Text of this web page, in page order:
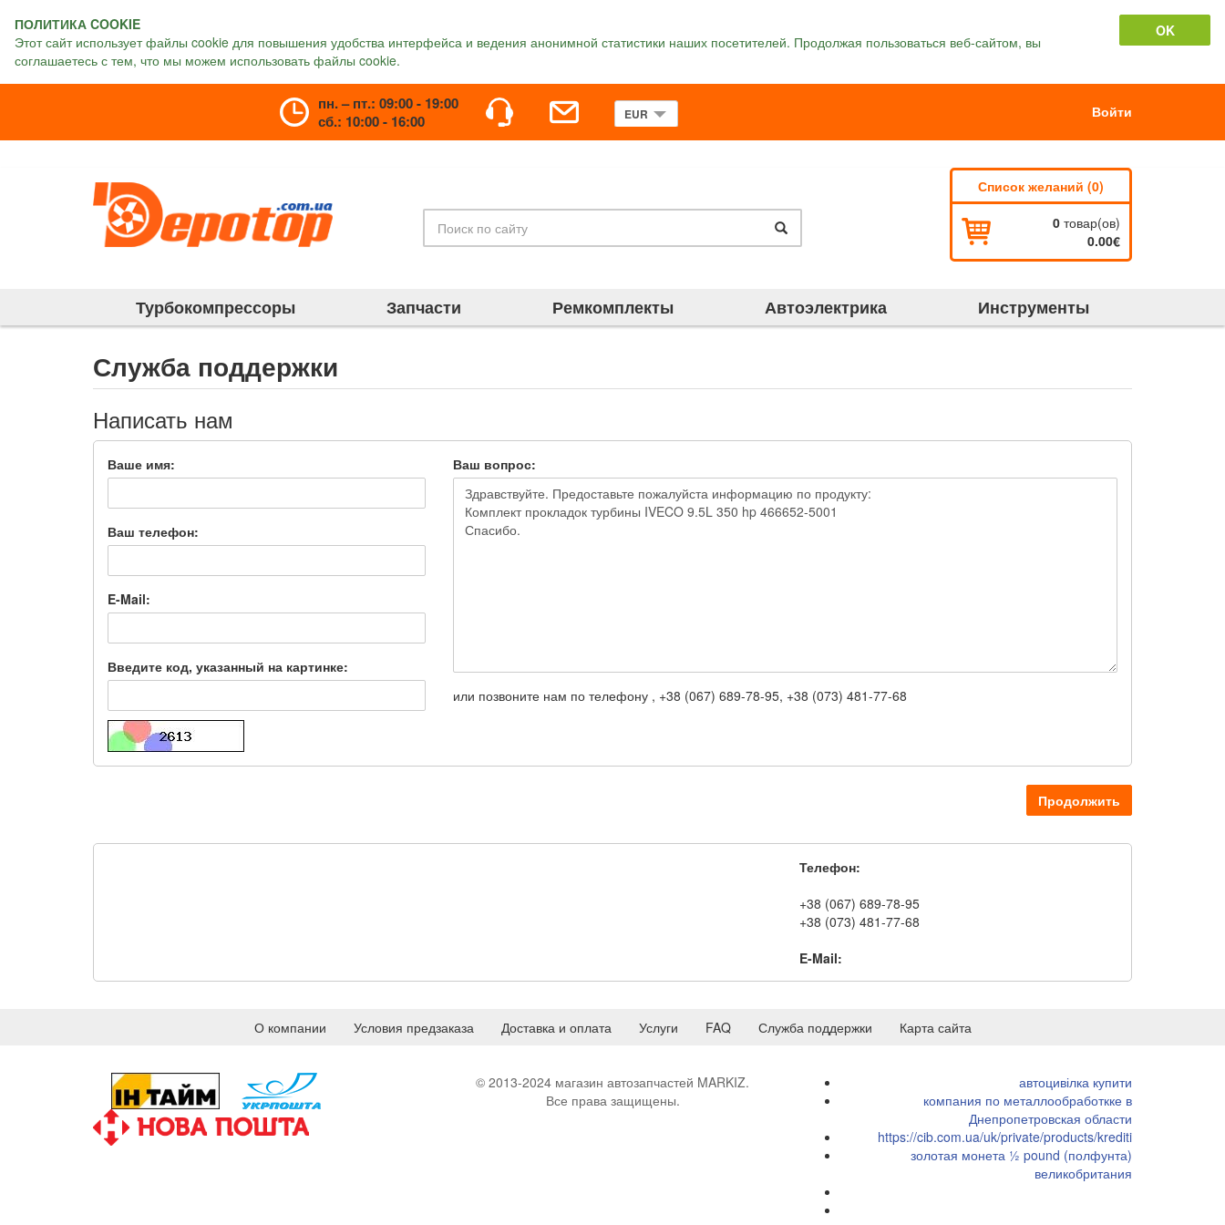
OK
ПОЛИТИКА COOKIE
Этот сайт использует файлы cookie для повышения удобства интерфейса и ведения анонимной статистики наших посетителей. Продолжая пользоваться веб-сайтом, вы
соглашаетесь с тем, что мы можем использовать файлы cookie.
пн. – пт.: 09:00 - 19:00
сб.: 10:00 - 16:00
Войти
Список желаний (0)
0 товар(ов)
0.00€
Турбокомпрессоры Запчасти Ремкомплекты Автоэлектрика Инструменты
Служба поддержки
Написать нам
Ваше имя:
Ваш телефон:
E-Mail:
Введите код, указанный на картинке:
Ваш вопрос:
или позвоните нам по телефону , +38 (067) 689-78-95, +38 (073) 481-77-68
Продолжить
Телефон:
+38 (067) 689-78-95
+38 (073) 481-77-68
E-Mail:
О компании Условия предзаказа Доставка и оплата Услуги FAQ Служба поддержки Карта сайта
© 2013-2024 магазин автозапчастей MARKIZ.
Все права защищены.
автоцивілка купити
компания по металлообработкке в
Днепропетровская области
https://cib.com.ua/uk/private/products/krediti
золотая монета ½ pound (полфунта)
великобритания